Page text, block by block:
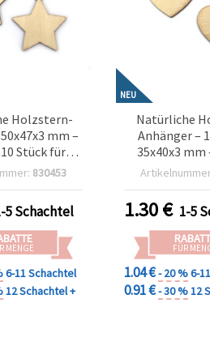
Holzstern-
mm –
Stück für
Schmuck
830453
5 Schachtel
MENGE
6-11 Schachtel
12 Schachtel +
NEU
Natürliche
Anhänger –
35x40x3
Oberfläche &
Schmuck
1.30€ 1-5
FÜR
1.04 €- 20 %6-
0.91 €- 30 %12